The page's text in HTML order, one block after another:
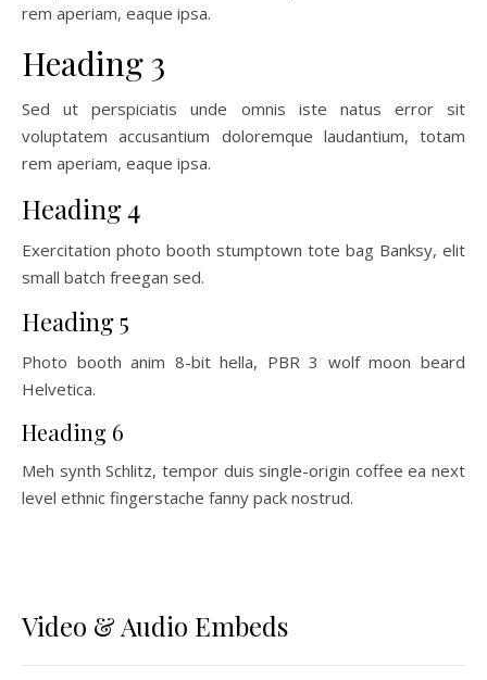
rem aperiam, eaque ipsa.
Heading 3
Sed ut perspiciatis unde omnis iste natus error sit
voluptatem accusantium doloremque laudantium, totam
rem aperiam, eaque ipsa.
Heading 4
Exercitation photo booth stumptown tote bag Banksy, elit
small batch freegan sed.
Heading 5
Photo booth anim 8-bit hella, PBR 3 wolf moon beard
Helvetica.
Heading 6
Meh synth Schlitz, tempor duis single-origin coffee ea next
level ethnic fingerstache fanny pack nostrud.
Video & Audio Embeds